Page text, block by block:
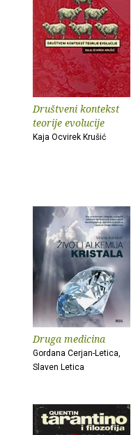
Društveni kontekst
teorije evolucije
Kaja Ocvirek Krušić
Druga medicina
Gordana Cerjan-Letica,
Slaven Letica